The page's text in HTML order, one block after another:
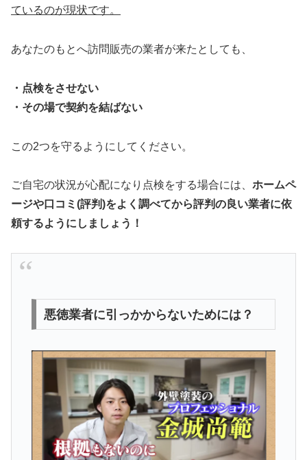
ているのが現状です。
あなたのもとへ訪問販売の業者が来たとしても、
・点検をさせない
・その場で契約を結ばない
この2つを守るようにしてください。
ご自宅の状況が心配になり点検をする場合には、 ホームペ
ージや口コミ(評判)をよく調べてから評判の良い業者に依
頼するようにしましょう！
悪徳業者に引っかからないためには？